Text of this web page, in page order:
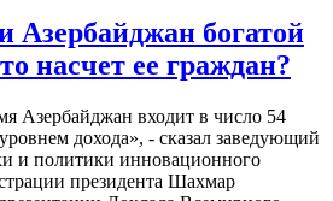
Азербайджан богатой
насчет ее граждан?
Азербайджан входит в число 54
дохода», - сказал заведующий
и политики инновационного
президента Шахмар